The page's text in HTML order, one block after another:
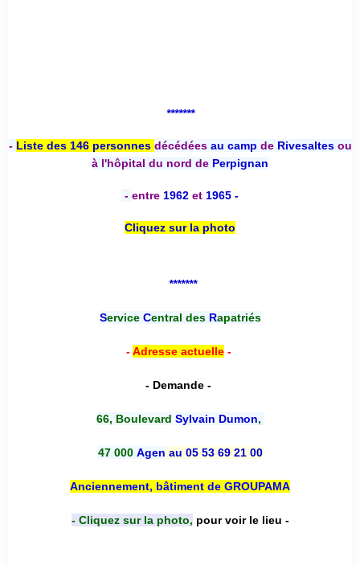
*******
- Liste des 146 personnes décédées au camp deRivesaltesou
à l'hôpital du nord de Perpignan
- entre 1962 et 1965 -
Cliquez sur la photo
*******
Service Central desRapatriés
-Adresse actuelle-
- Demande -
66, Boulevard Sylvain Dumon,
47 000 Agen au 05 53 69 21 00
Anciennement, bâtiment de GROUPAMA
- Cliquez sur la photo, pour voir le lieu -